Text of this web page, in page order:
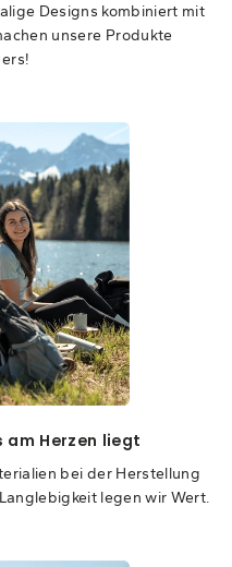
Designs kombiniert mit
unsere Produkte
am Herzen liegt
bei der Herstellung
legen wir Wert.